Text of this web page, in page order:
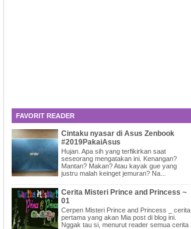
FAVORIT READER
Cintaku nyasar di Asus Zenbook
#2019PakaiAsus
Hujan. Apa sih yang terfikirkan saat
seseorang mengatakan ini. Kenangan?
Mantan? Makan? Atau kayak gue yang
justru malah keinget jemuran? Na...
Cerita Misteri Prince and Princess ~
01
Cerpen Misteri Prince and Princess _ cerita
pertama yang akan Mia post di blog ini.
Nggak tau si, menurut reader semua cerita